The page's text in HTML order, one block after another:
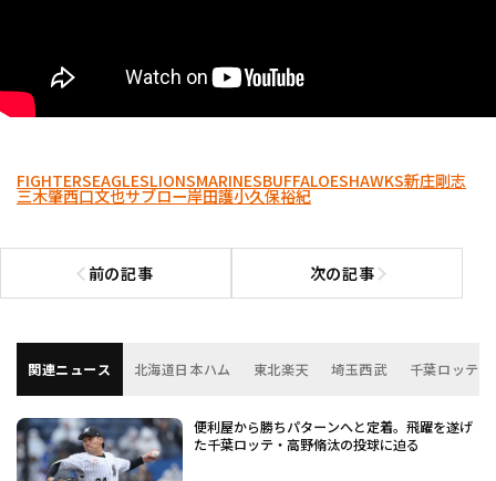
FIGHTERSEAGLESLIONSMARINESBUFFALOESHAWKS新庄剛志
三木肇西口文也サブロー岸田護小久保裕紀
前の記事
前の記事へ 次の記事次の記事へ
関連ニュース 北海道日本ハム 東北楽天 埼玉西武 千葉ロッテ
便利屋から勝ちパターンへと定着。飛躍を遂げ
た千葉ロッテ・高野脩汰の投球に迫る